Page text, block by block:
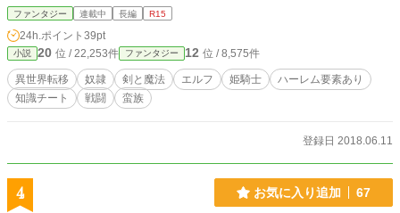
中、漫画「クロの戦記Ⅱ １～5（以下続刊）」少年エースPlu
「クロの戦記 異世界転移した僕が最強なのはベッドの上だ
けのようです１～３」発売中、オーバーラップノベルス版
「クロの戦記Ⅰ～Ⅲ」発売中。ノベルアッププラス様にマル
チ投稿中
ファンタジー 連載中 長編 R15
24h.ポイント 39pt
小説 20 位 / 22,253件 ファンタジー 12 位 / 8,575件
異世界転移 奴隷 剣と魔法 エルフ 姫騎士
ハーレム要素あり
知識チート
戦闘 蛮族
登録日 2018.06.11
4 お気に入り追加 67